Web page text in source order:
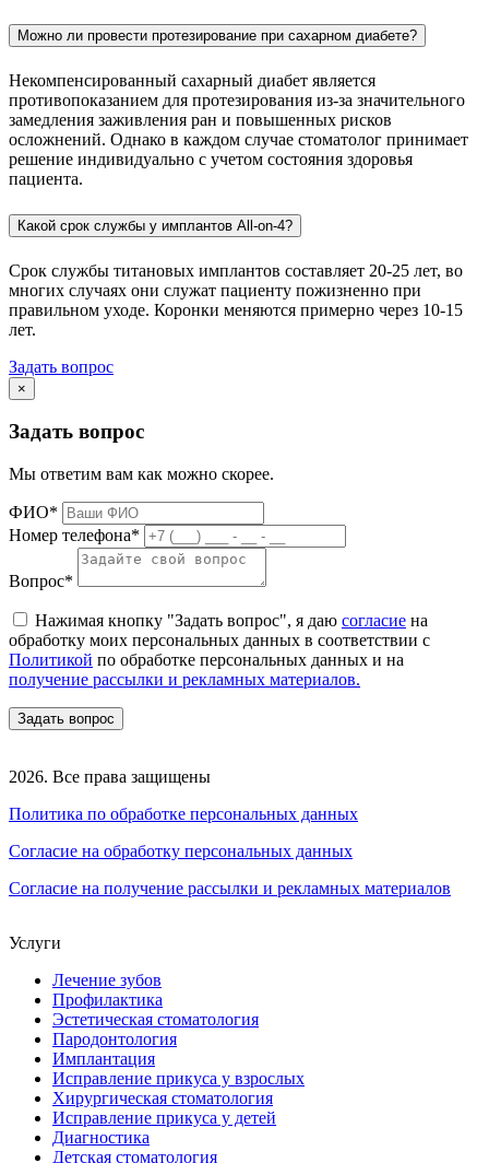
Можно ли провести протезирование при сахарном диабете?
Некомпенсированный сахарный диабет является
противопоказанием для протезирования из-за значительного
замедления заживления ран и повышенных рисков
осложнений. Однако в каждом случае стоматолог принимает
решение индивидуально с учетом состояния здоровья
пациента.
Какой срок службы у имплантов All-on-4?
Срок службы титановых имплантов составляет 20-25 лет, во
многих случаях они служат пациенту пожизненно при
правильном уходе. Коронки меняются примерно через 10-15
лет.
Задать вопрос
×
Задать вопрос
Мы ответим вам как можно скорее.
ФИО*
Номер телефона*
Вопрос*
Нажимая кнопку "Задать вопрос", я даю согласие на
обработку моих персональных данных в соответствии с
Политикой по обработке персональных данных и на
получение рассылки и рекламных материалов.
Задать вопрос
2026. Все права защищены
Политика по обработке персональных данных
Согласие на обработку персональных данных
Согласие на получение рассылки и рекламных материалов
Услуги
Лечение зубов
Профилактика
Эстетическая стоматология
Пародонтология
Имплантация
Исправление прикуса у взрослых
Хирургическая стоматология
Исправление прикуса у детей
Диагностика
Детская стоматология